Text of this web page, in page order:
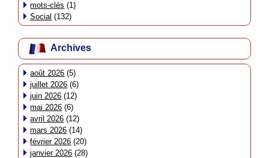
mots-clés (1)
Social (132)
Archives
août 2026 (5)
juillet 2026 (6)
juin 2026 (12)
mai 2026 (6)
avril 2026 (12)
mars 2026 (14)
février 2026 (20)
janvier 2026 (28)